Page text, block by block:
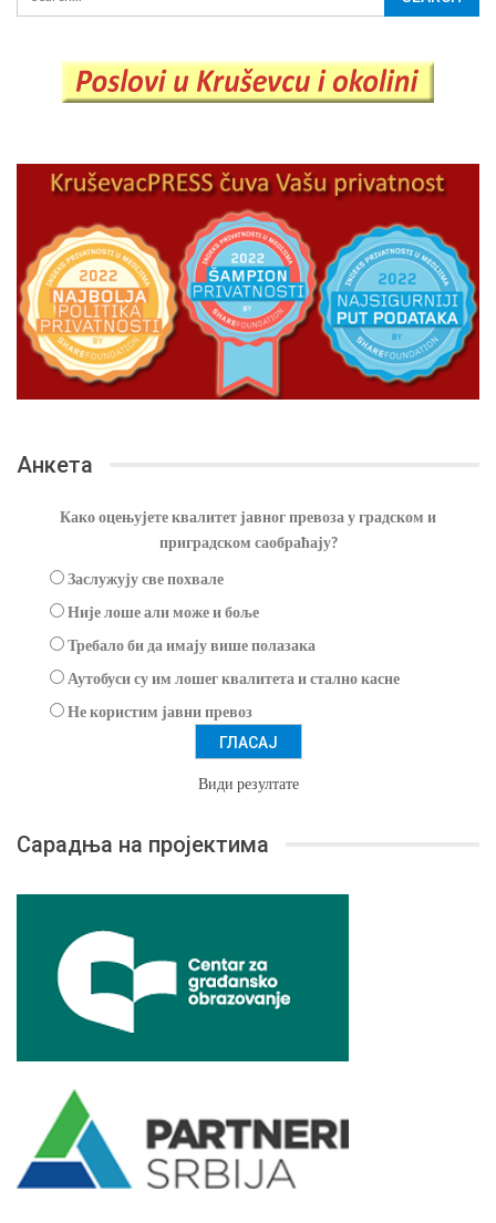
Анкета
Како оцењујете квалитет јавног превоза у градском и
приградском саобраћају?
Заслужују све похвале
Није лоше али може и боље
Требало би да имају више полазака
Аутобуси су им лошег квалитета и стално касне
Не користим јавни превоз
Види резултате
Сарадња на пројектима